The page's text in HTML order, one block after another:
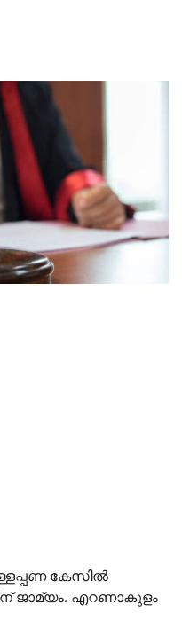
കേസില്‍
ജാമ്യം. എറണാകുളം